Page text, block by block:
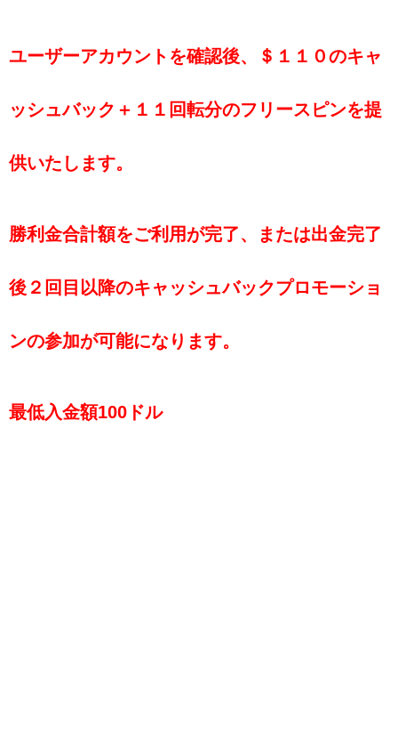
ユーザーアカウントを確認後、＄１１０のキャ
ッシュバック＋１１回転分のフリースピンを提
供いたします。
勝利金合計額をご利用が完了、または出金完了
後２回目以降のキャッシュバックプロモーショ
ンの参加が可能になります。
最低入金額100ドル